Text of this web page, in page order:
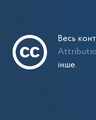
Весь
інше.